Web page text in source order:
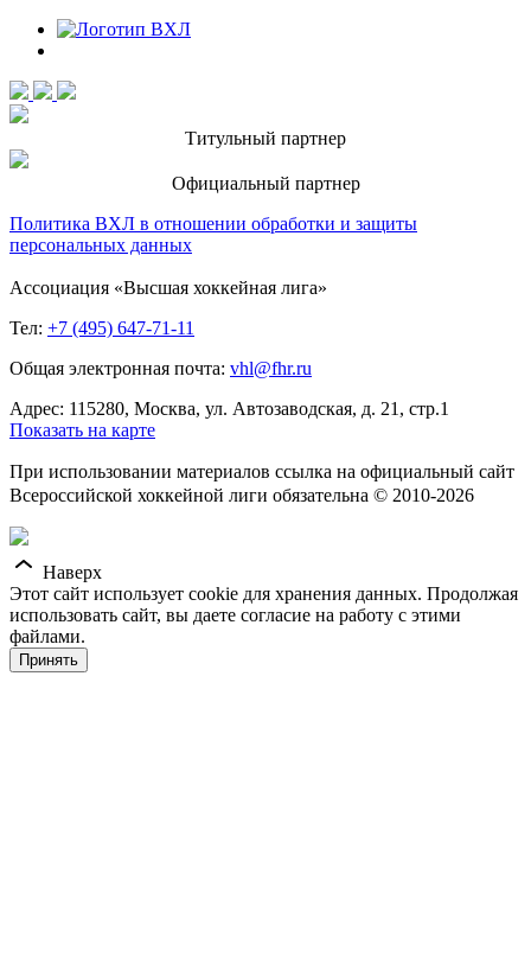
Титульный партнер
Официальный партнер
Политика ВХЛ в отношении обработки и защиты
персональных данных
Ассоциация «Высшая хоккейная лига»
Тел: +7 (495) 647-71-11
Общая электронная почта: vhl@fhr.ru
Адрес: 115280, Москва, ул. Автозаводская, д. 21, стр.1
Показать на карте
При использовании материалов ссылка на официальный сайт
Всероссийской хоккейной лиги обязательна © 2010-2026
Наверх
Этот сайт использует cookie для хранения данных. Продолжая
использовать сайт, вы даете согласие на работу с этими
файлами.
Принять